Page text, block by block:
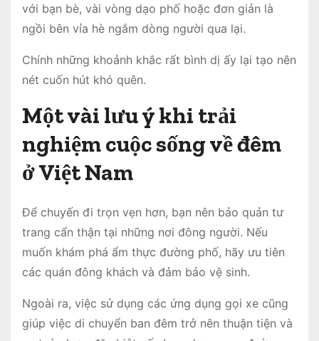
với bạn bè, vài vòng dạo phố hoặc đơn giản là
ngồi bên vỉa hè ngắm dòng người qua lại.
Chính những khoảnh khắc rất bình dị ấy lại tạo nên
nét cuốn hút khó quên.
Một vài lưu ý khi trải
nghiệm cuộc sống về đêm
ở Việt Nam
Để chuyến đi trọn vẹn hơn, bạn nên bảo quản tư
trang cẩn thận tại những nơi đông người. Nếu
muốn khám phá ẩm thực đường phố, hãy ưu tiên
các quán đông khách và đảm bảo vệ sinh.
Ngoài ra, việc sử dụng các ứng dụng gọi xe cũng
giúp việc di chuyển ban đêm trở nên thuận tiện và